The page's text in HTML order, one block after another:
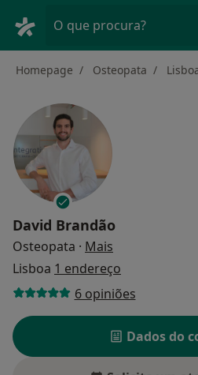
O que procura?
Homepage Osteopata
David Brandão
Osteopata · Mais
Lisboa 1 endereço
6 opiniões
Dados do